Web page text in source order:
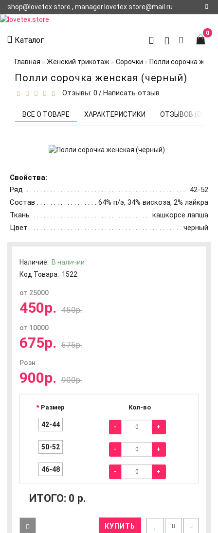
shop@lovetex.store , manager.lovetex.store@mail.ru
О НАС
О
ДОСТАВКЕ
Каталог
0
Главная Женский трикотаж Сорочки Полли сорочка
Полли сорочка женская (черный)
Отзывы: 0 /Написать отзыв
ВСЕ О ТОВАРЕ ХАРАКТЕРИСТИКИ ОТЗЫВОВ (0)
Свойства:
Ряд
42-52
Состав
64% п/э, 34% вискоза, 2% лайкра
Ткань
кашкорсе лапша
Цвет
черный
Наличие: В наличии
Код Товара: 1522
от 25000
450р. 450р.
от 10000
675р. 675р.
Розн
900р. 900р.
Размер Кол-во
42-44 - +
50-52 - +
46-48 - +
ИТОГО: 0 р.
КУПИТЬ